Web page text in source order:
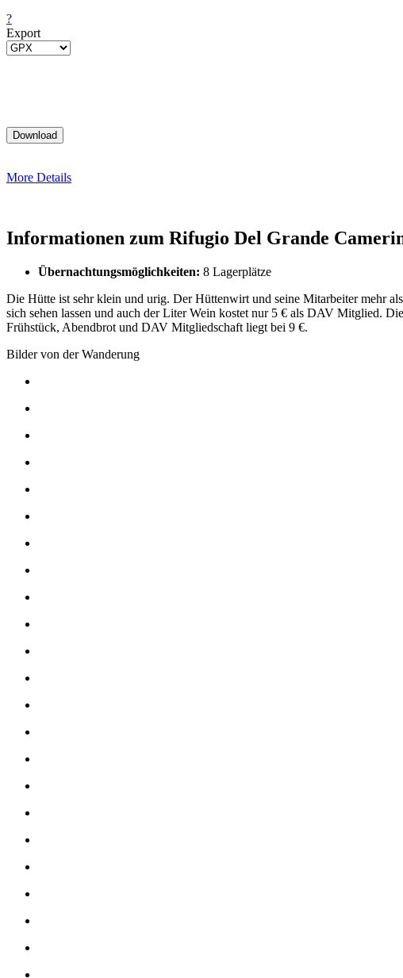
?
Export
More Details
Informationen zum Rifugio Del Grande
Übernachtungsmöglichkeiten: 8 Lagerplätze
Die Hütte ist sehr klein und urig. Der Hüttenwirt und seine Mitarbeiter mehr
sich sehen lassen und auch der Liter Wein kostet nur 5 € als DAV Mitglied.
Frühstück, Abendbrot und DAV Mitgliedschaft liegt bei 9 €.
Bilder von der Wanderung